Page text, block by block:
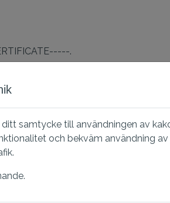
.
samtycke till användningen av
och bekväm användning av